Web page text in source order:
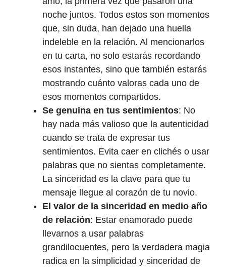
noche juntos. Todos estos son momentos
que, sin duda, han dejado una huella
indeleble en la relación. Al mencionarlos
en tu carta, no solo estarás recordando
esos instantes, sino que también estarás
mostrando cuánto valoras cada uno de
esos momentos compartidos.
Se genuina en tus sentimientos: No
hay nada más valioso que la autenticidad
cuando se trata de expresar tus
sentimientos. Evita caer en clichés o usar
palabras que no sientas completamente.
La sinceridad es la clave para que tu
mensaje llegue al corazón de tu novio.
El valor de la sinceridad en medio año
de relación: Estar enamorado puede
llevarnos a usar palabras
grandilocuentes, pero la verdadera magia
radica en la simplicidad y sinceridad de